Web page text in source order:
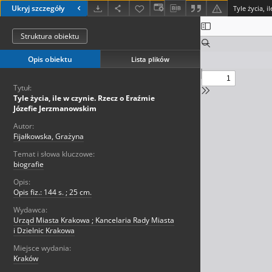
Ukryj szczegóły
Struktura obiektu
Opis obiektu Lista plików
Tytuł:
Tyle życia, ile w czynie. Rzecz o Eraźmie
Józefie Jerzmanowskim
Autor:
Fijałkowska, Grażyna
Temat i słowa kluczowe:
biografie
Opis:
Opis fiz.: 144 s. ; 25 cm.
Wydawca:
Urząd Miasta Krakowa ; Kancelaria Rady Miasta
i Dzielnic Krakowa
Miejsce wydania:
Kraków